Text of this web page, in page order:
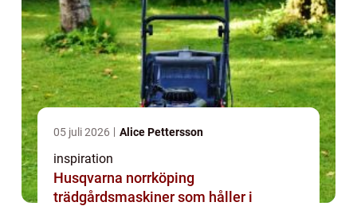
05 juli 2026 Alice Pettersson
inspiration
Husqvarna norrköping
trädgårdsmaskiner som håller i